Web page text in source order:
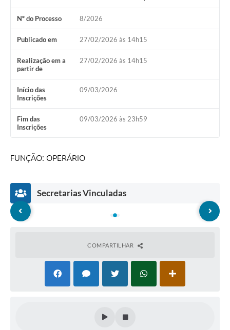
Nº do Processo 8/2026
Publicado em 27/02/2026 às 14h15
Realização em a
partir de
27/02/2026 às 14h15
Início das
Inscrições
09/03/2026
Fim das
Inscrições
09/03/2026 às 23h59
FUNÇÃO: OPERÁRIO
Secretarias Vinculadas
COMPARTILHAR